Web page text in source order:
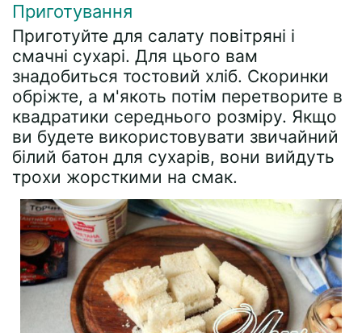
Приготування
Приготуйте для салату повітряні і
смачні сухарі. Для цього вам
знадобиться тостовий хліб. Скоринки
обріжте, а м'якоть потім перетворите в
квадратики середнього розміру. Якщо
ви будете використовувати звичайний
білий батон для сухарів, вони вийдуть
трохи жорсткими на смак.